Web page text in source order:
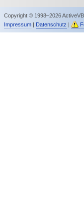
Copyright © 1998–2026
Impressum| Datenschutz |